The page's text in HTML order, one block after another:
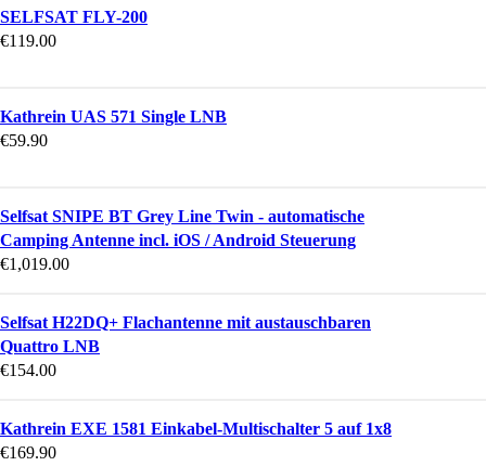
SELFSAT FLY-200
€119.00
Kathrein UAS 571 Single LNB
€59.90
Selfsat SNIPE BT Grey Line Twin - automatische
Camping Antenne incl. iOS / Android Steuerung
€1,019.00
Selfsat H22DQ+ Flachantenne mit austauschbaren
Quattro LNB
€154.00
Kathrein EXE 1581 Einkabel-Multischalter 5 auf 1x8
€169.90